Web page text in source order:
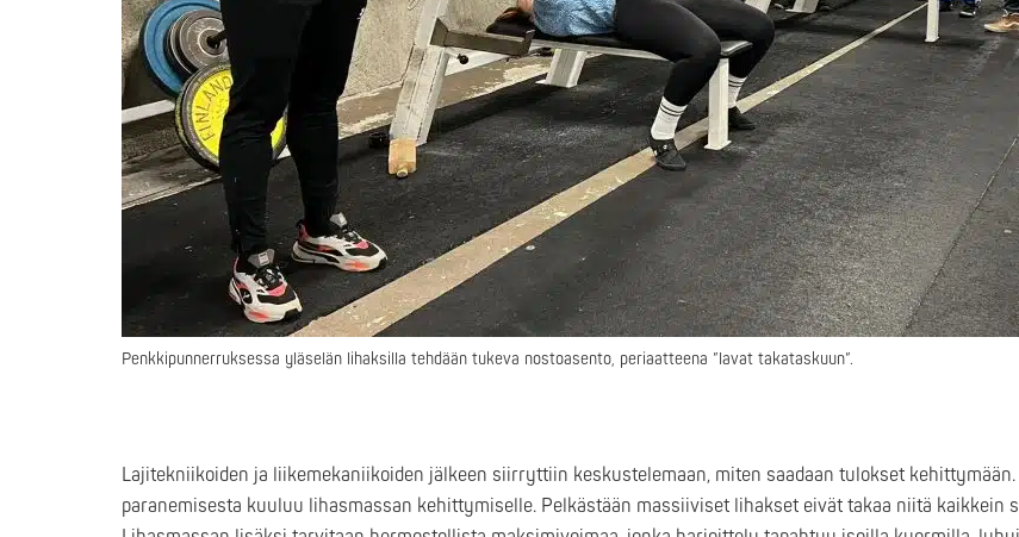
Penkkipunnerruksessa yläselän lihaksilla tehdään tukeva nostoasento, periaatteena ”lavat takataskuun”.
Lajitekniikoiden ja liikemekaniikoiden jälkeen siirryttiin keskustelemaan, miten saadaan tulokset
paranemisesta kuuluu lihasmassan kehittymiselle. Pelkästään massiiviset lihakset eivät takaa niitä kaikkein